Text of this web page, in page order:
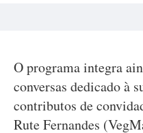
O programa integra
conversas dedicado à
contributos de
Rute Fernandes